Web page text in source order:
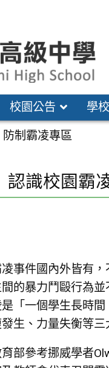
校園公告 學
防制霸凌專區
認識校園霸
事件國內外皆有
的暴力鬥毆行為
「一個學生長時
生、力量失衡等三
部參考挪威學者